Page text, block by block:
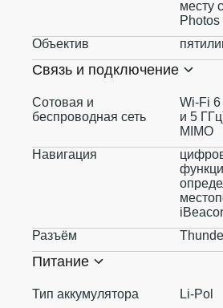
месту
Photos
Объектив
Связь и подключение
Сотовая и
беспроводная сеть
Wi-Fi 6
и 5
MIMO
Навигация
Разъём
Питание
Тип аккумулятора
Li-Pol